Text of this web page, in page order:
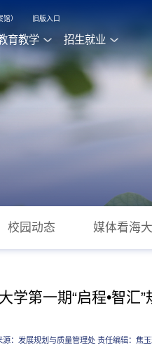
） 旧版入口
育教学 招生就业
校园动态 媒体看海大
学第一期“启程•智汇
：发展规划与质量管理处 责任编辑：焦